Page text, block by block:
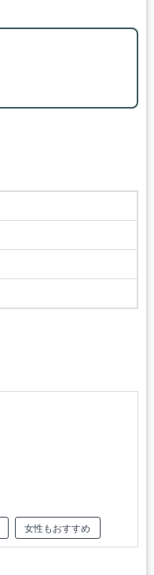
女性もおすすめ